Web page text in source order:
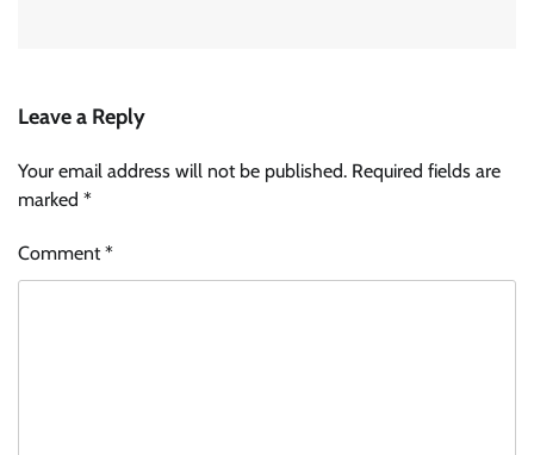
Leave a Reply
Your email address will not be published. Required fields are
marked *
Comment*